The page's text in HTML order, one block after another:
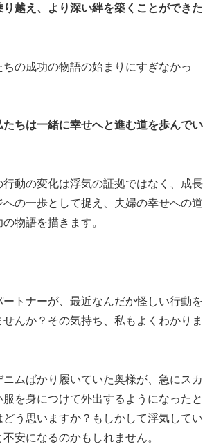
り越え、より深い絆を築くことができた
の成功の物語の始まりにすぎなかっ
ちは一緒に幸せへと進む道を歩んでい
行動の変化は浮気の証拠ではなく、成長
の一歩として捉え、夫婦の幸せへの道
物語を描きます。
トナーが、最近なんだか怪しい行動を
せんか？その気持ち、私もよくわかりま
ムばかり履いていた奥様が、急にスカ
を身につけて外出するようになったと
どう思いますか？もしかして浮気してい
安になるのかもしれません。